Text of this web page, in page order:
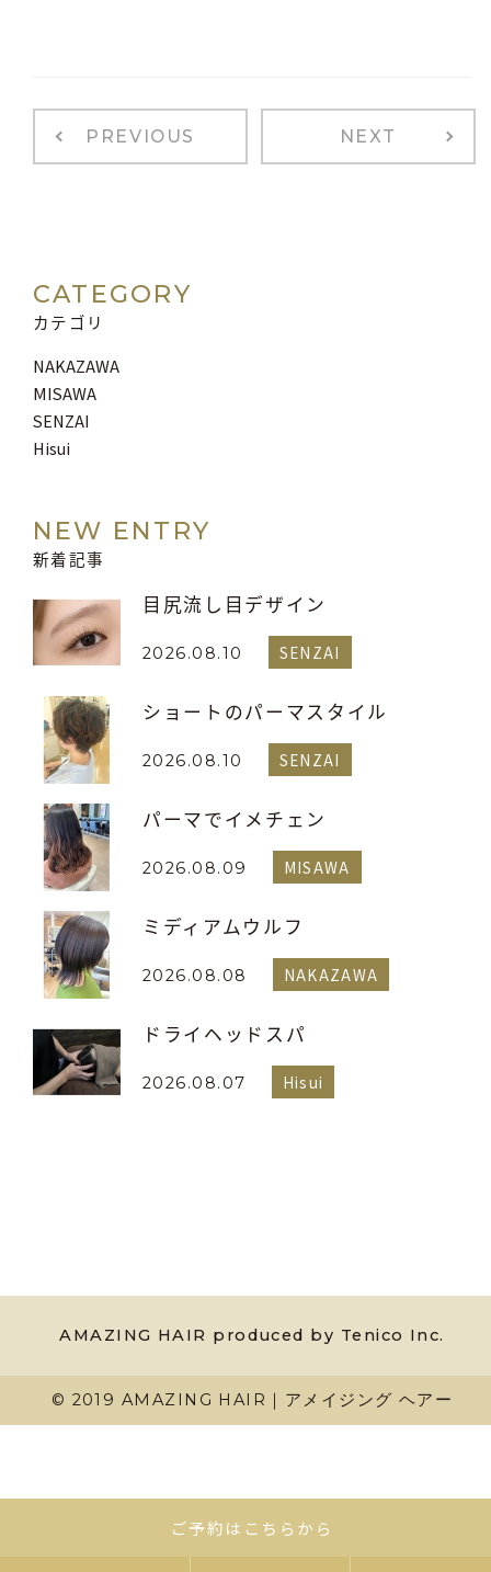
PREVIOUS NEXT
CATEGORY
カテゴリ
NAKAZAWA
MISAWA
SENZAI
Hisui
NEW ENTRY
新着記事
目尻流し目デザイン
2026.08.10 SENZAI
ショートのパーマスタイル
2026.08.10 SENZAI
パーマでイメチェン
2026.08.09 MISAWA
ミディアムウルフ
2026.08.08 NAKAZAWA
ドライヘッドスパ
2026.08.07 Hisui
AMAZING HAIR produced by Tenico Inc.
© 2019 AMAZING HAIR｜アメイジング ヘアー
ご予約はこちらから